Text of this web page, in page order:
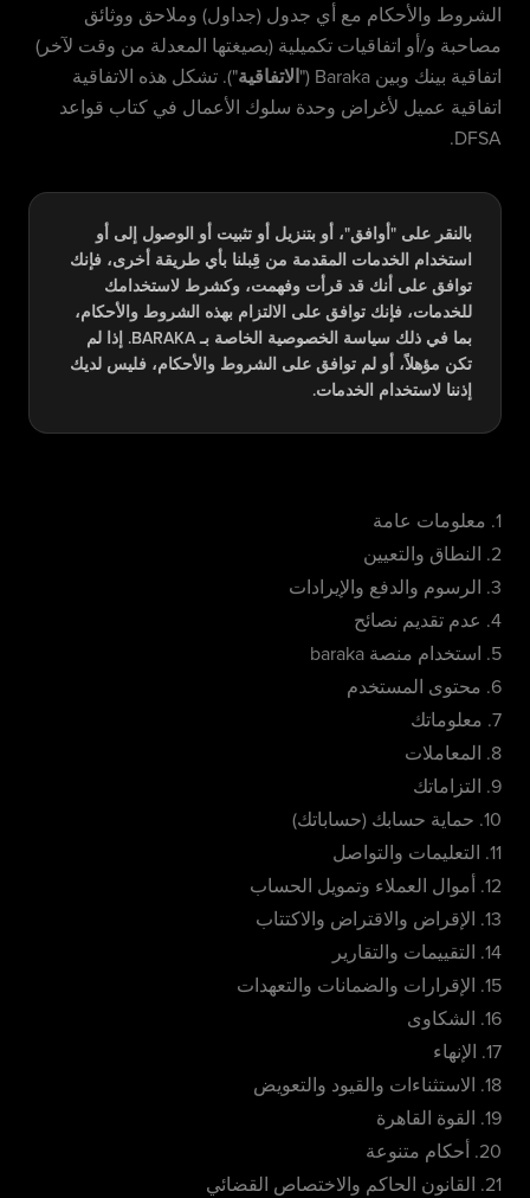
الشروط والأحكام مع أي جدول (جداول) وملاحق ووثائق
مصاحبة و/أو اتفاقيات تكميلية (بصيغتها المعدلة من وقت لآخر)
اتفاقية بينك وبين Baraka ("
الاتفاقية"). تشكل هذه الاتفاقية
اتفاقية عميل لأغراض وحدة سلوك الأعمال في كتاب قواعد
DFSA.
بالنقر على "أوافق"، أو بتنزيل أو تثبيت أو الوصول إلى أو
استخدام الخدمات المقدمة من قِبلنا بأي طريقة أخرى، فإنك
توافق على أنك قد قرأت وفهمت، وكشرط لاستخدامك
للخدمات، فإنك توافق على الالتزام بهذه الشروط والأحكام،
بما في ذلك سياسة الخصوصية الخاصة بـ BARAKA. إذا لم
تكن مؤهلاً، أو لم توافق على الشروط والأحكام، فليس لديك
إذننا لاستخدام الخدمات.
1. معلومات عامة
2. النطاق والتعيين
3. الرسوم والدفع والإيرادات
4. عدم تقديم نصائح
5. استخدام منصة baraka
6. محتوى المستخدم
7. معلوماتك
8. المعاملات
9. التزاماتك
10. حماية حسابك (حساباتك)
11. التعليمات والتواصل
12. أموال العملاء وتمويل الحساب
13. الإقراض والاقتراض والاكتتاب
14. التقييمات والتقارير
15. الإقرارات والضمانات والتعهدات
16. الشكاوى
17. الإنهاء
18. الاستثناءات والقيود والتعويض
19. القوة القاهرة
20. أحكام متنوعة
21. القانون الحاكم والاختصاص القضائي